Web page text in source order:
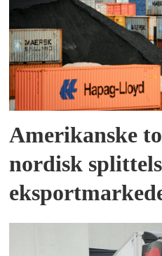
Amerikanske
nordisk